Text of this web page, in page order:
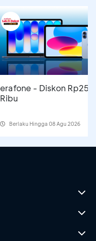
erafone - Diskon Rp250
Ribu
Berlaku Hingga 08 Agu 2026